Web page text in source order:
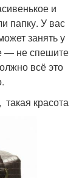
и
папку. У вас
занять у
— не спешите
всё это
красота